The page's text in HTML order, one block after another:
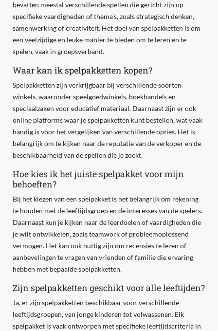
bevatten meestal verschillende spellen die gericht zijn op
specifieke vaardigheden of thema's, zoals strategisch denken,
samenwerking of creativiteit. Het doel van spelpakketten is om
een veelzijdige en leuke manier te bieden om te leren en te
spelen, vaak in groepsverband.
Waar kan ik spelpakketten kopen?
Spelpakketten zijn verkrijgbaar bij verschillende soorten
winkels, waaronder speelgoedwinkels, boekhandels en
speciaalzaken voor educatief materiaal. Daarnaast zijn er ook
online platforms waar je spelpakketten kunt bestellen, wat vaak
handig is voor het vergelijken van verschillende opties. Het is
belangrijk om te kijken naar de reputatie van de verkoper en de
beschikbaarheid van de spellen die je zoekt.
Hoe kies ik het juiste spelpakket voor mijn
behoeften?
Bij het kiezen van een spelpakket is het belangrijk om rekening
te houden met de leeftijdsgroep en de interesses van de spelers.
Daarnaast kun je kijken naar de leerdoelen of vaardigheden die
je wilt ontwikkelen, zoals teamwork of probleemoplossend
vermogen. Het kan ook nuttig zijn om recensies te lezen of
aanbevelingen te vragen van vrienden of familie die ervaring
hebben met bepaalde spelpakketten.
Zijn spelpakketten geschikt voor alle leeftijden?
Ja, er zijn spelpakketten beschikbaar voor verschillende
leeftijdsgroepen, van jonge kinderen tot volwassenen. Elk
spelpakket is vaak ontworpen met specifieke leeftijdscriteria in